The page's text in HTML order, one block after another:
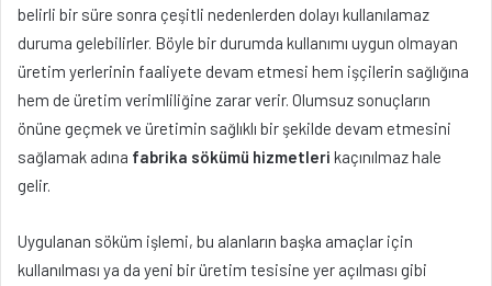
belirli bir süre sonra çeşitli nedenlerden dolayı kullanılamaz
duruma gelebilirler. Böyle bir durumda kullanımı uygun olmayan
üretim yerlerinin faaliyete devam etmesi hem işçilerin sağlığına
hem de üretim verimliliğine zarar verir. Olumsuz sonuçların
önüne geçmek ve üretimin sağlıklı bir şekilde devam etmesini
sağlamak adına fabrika sökümü hizmetleri kaçınılmaz hale
gelir.
Uygulanan söküm işlemi, bu alanların başka amaçlar için
kullanılması ya da yeni bir üretim tesisine yer açılması gibi